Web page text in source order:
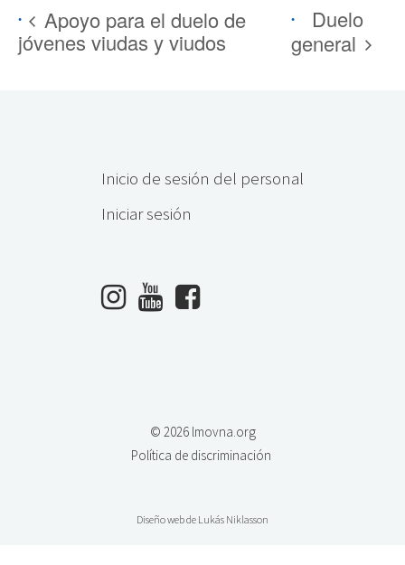
Apoyo para el duelo de
jóvenes viudas y viudos
Duelo
general
Inicio de sesión del personal
Iniciar sesión
© 2026 lmovna.org
Política de discriminación
Diseño web de Lukás Niklasson